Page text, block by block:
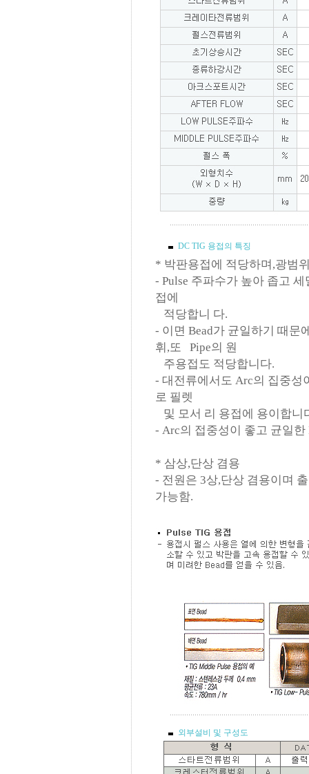
DC TIG 용접의 특징
* 박판용접에 적당하며,광범
- Pulse 주파수가 높아 좁고
접에
적당합니 다.
- 이면 Bead가 균일하기 때문
휘,또
Pipe의 원
주용접도 적당합니다.
- 대전류에서도 Arc의 집중성
로 필렛
및 모서 리 용접에 용이합니
- Arc의 접중성이 좋고 균일한
* 삼상,단상 겸용
- 전원은 3상,단상 겸용이며
가능함.
외부설비 및 구성도